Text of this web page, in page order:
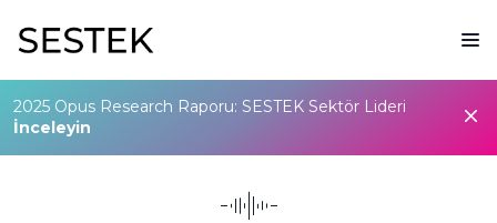
2025 Opus Research Raporu: SESTEK Sektör Lideri
İnceleyin